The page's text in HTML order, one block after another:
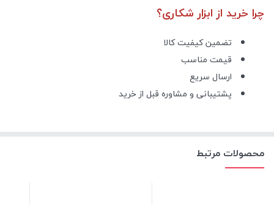
چرا خرید از ابزار شکاری؟
تضمین کیفیت کالا
قیمت مناسب
ارسال سریع
پشتیبانی و مشاوره قبل از خرید
محصولات مرتبط